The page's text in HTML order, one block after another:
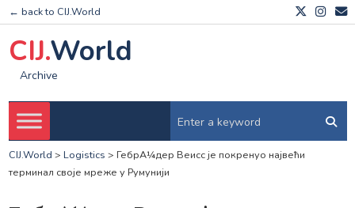
← back to CIJ.World
CIJ.World
Archive
CIJ.World > Logistics > ГебрА¼дер Веисс је покренуо највећи
терминал своје мреже у Румунији